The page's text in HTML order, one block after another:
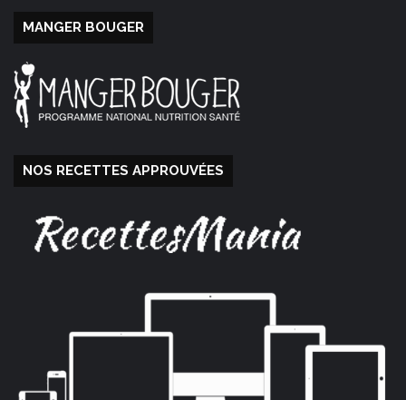
MANGER BOUGER
NOS RECETTES APPROUVÉES